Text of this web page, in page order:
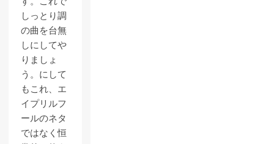
しっとり調
の曲を台無
しにしてや
りましょ
う。にして
もこれ、エ
イプリルフ
ールのネタ
ではなく恒